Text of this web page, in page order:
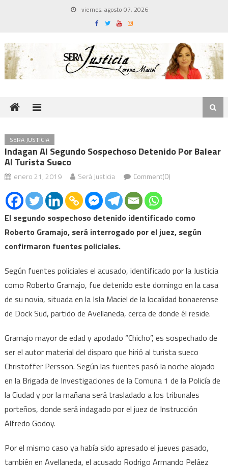
viernes, agosto 07, 2026
SERA JUSTICIA
Indagan Al Segundo Sospechoso Detenido Por Balear
Al Turista Sueco
enero 21, 2019 Será Justicia Comment(0)
El segundo sospechoso detenido identificado como
Roberto Gramajo, será interrogado por el juez, según
confirmaron fuentes policiales.
Según fuentes policiales el acusado, identificado por la Justicia
como Roberto Gramajo, fue detenido este domingo en la casa
de su novia, situada en la Isla Maciel de la localidad bonaerense
de Dock Sud, partido de Avellaneda, cerca de donde él reside.
Gramajo mayor de edad y apodado “Chicho”, es sospechado de
ser el autor material del disparo que hirió al turista sueco
Christoffer Persson. Según las fuentes pasó la noche alojado
en la Brigada de Investigaciones de la Comuna 1 de la Policía de
la Ciudad y por la mañana será trasladado a los tribunales
porteños, donde será indagado por el juez de Instrucción
Alfredo Godoy.
Por el mismo caso ya había sido apresado el jueves pasado,
también en Avellaneda, el acusado Rodrigo Armando Peláez